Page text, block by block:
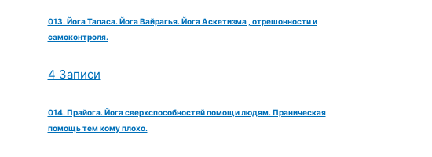
013. Йога Тапаса. Йога Вайрагья. Йога Аскетизма , отрешонности и
самоконтроля.
4 Записи
014. Прайога. Йога сверхспособностей помощи людям. Праническая
помощь тем кому плохо.